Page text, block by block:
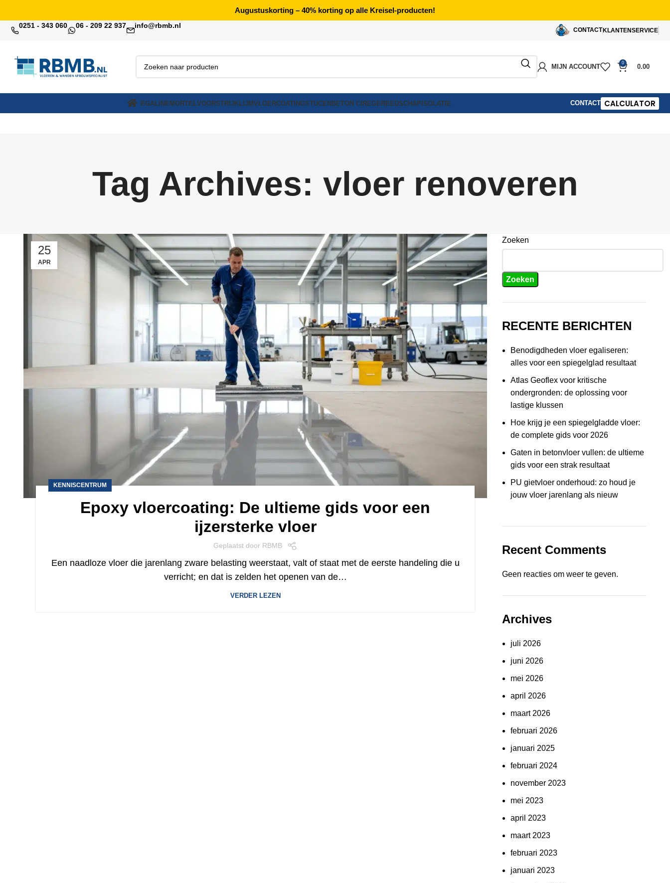
Augustuskorting – 40% korting op alle Kreisel-producten!
0251 - 343 060 06 - 209 22 937 info@rbmb.nl
CONTACT KLANTENSERVICE
MIJN ACCOUNT
0
0.00
EGALINEMORTELVOORSTRIJKLIJMVLOERCOATINGSTUCENBETON CIREGEREEDSCHAPISOLATIE CONTACT CALCULATOR
Tag Archives: vloer renoveren
25
APR
KENNISCENTRUM
Epoxy vloercoating: De ultieme gids voor een
ijzersterke vloer
Geplaatst door RBMB
Een naadloze vloer die jarenlang zware belasting weerstaat, valt of staat met de eerste handeling die u
verricht; en dat is zelden het openen van de…
VERDER LEZEN
Zoeken
Zoeken
RECENTE BERICHTEN
Benodigdheden vloer egaliseren:
alles voor een spiegelglad resultaat
Atlas Geoflex voor kritische
ondergronden: de oplossing voor
lastige klussen
Hoe krijg je een spiegelgladde vloer:
de complete gids voor 2026
Gaten in betonvloer vullen: de ultieme
gids voor een strak resultaat
PU gietvloer onderhoud: zo houd je
jouw vloer jarenlang als nieuw
Recent Comments
Geen reacties om weer te geven.
Archives
juli 2026
juni 2026
mei 2026
april 2026
maart 2026
februari 2026
januari 2025
februari 2024
november 2023
mei 2023
april 2023
maart 2023
februari 2023
januari 2023